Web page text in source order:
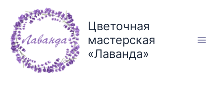
содержимому
Цветочная
мастерская
«Лаванда»